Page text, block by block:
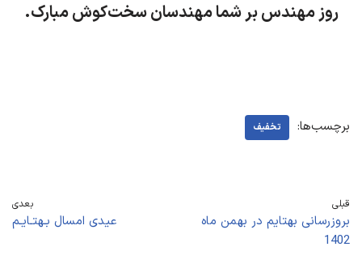
روز مهندس بر شما مهندسان سخت‌کوش مبارک.
برچسب‌ها: تخفیف
قبلی
بروزرسانی بهتایم در بهمن ماه
1402
بعدی
عیدی امسال بـهتـایـم